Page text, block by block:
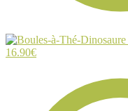
16.90€